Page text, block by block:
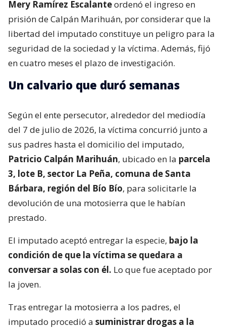
Mery Ramírez Escalanteordenó el ingreso en
prisión de Calpán Marihuán, por considerar que la
libertad del imputado constituye un peligro para la
seguridad de la sociedad y la víctima. Además, fijó
en cuatro meses el plazo de investigación.
Un calvario que duró semanas
Según el ente persecutor, alrededor del mediodía
del 7 de julio de 2026, la víctima concurrió junto a
sus padres hasta el domicilio del imputado,
Patricio Calpán Marihuán, ubicado en la parcela
3, lote B, sector La Peña, comuna de Santa
Bárbara, región del Bío Bío, para solicitarle la
devolución de una motosierra que le habían
prestado.
El imputado aceptó entregar la especie, bajo la
condición de que la víctima se quedara a
conversar a solas con él. Lo que fue aceptado por
la joven.
Tras entregar la motosierra a los padres, el
imputado procedió a suministrar drogas a la